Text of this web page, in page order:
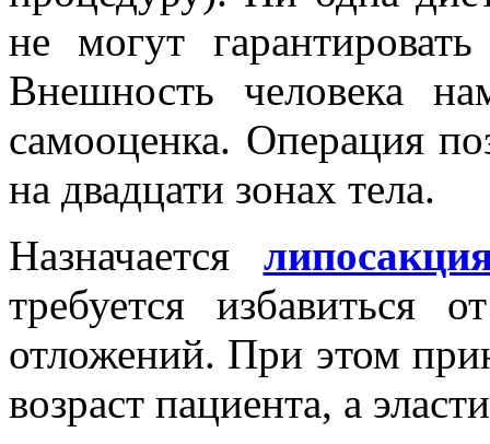
не могут гарантировать
Внешность человека
самооценка. Операция
на двадцати зонах тела.
Назначается
требуется
отложений. При этом
возраст пациента, а